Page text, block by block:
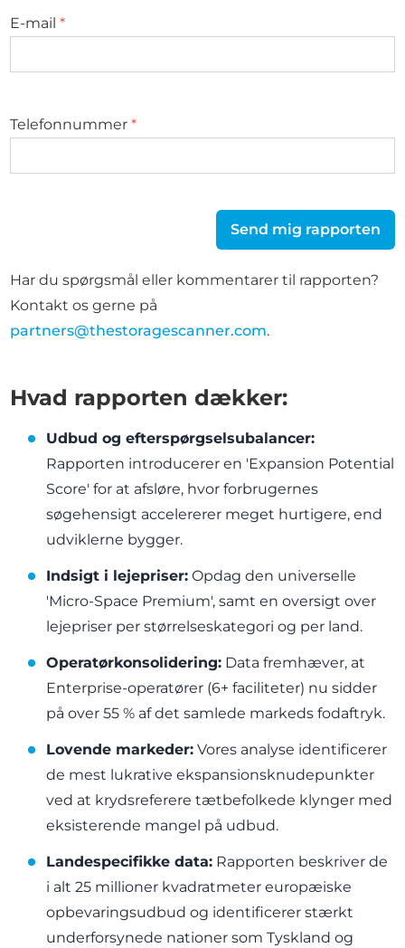
E-mail*
Telefonnummer*
Send mig rapporten
Har du spørgsmål eller kommentarer til rapporten?
Kontakt os gerne på
partners@thestoragescanner.com.
Hvad rapporten dækker:
Udbud og efterspørgselsubalancer:
Rapporten introducerer en 'Expansion Potential
Score' for at afsløre, hvor forbrugernes
søgehensigt accelererer meget hurtigere, end
udviklerne bygger.
Indsigt i lejepriser: Opdag den universelle
'Micro-Space Premium', samt en oversigt over
lejepriser per størrelseskategori og per land.
Operatørkonsolidering: Data fremhæver, at
Enterprise-operatører (6+ faciliteter) nu sidder
på over 55 % af det samlede markeds fodaftryk.
Lovende markeder: Vores analyse identificerer
de mest lukrative ekspansionsknudepunkter
ved at krydsreferere tætbefolkede klynger med
eksisterende mangel på udbud.
Landespecifikke data: Rapporten beskriver de
i alt 25 millioner kvadratmeter europæiske
opbevaringsudbud og identificerer stærkt
underforsynede nationer som Tyskland og